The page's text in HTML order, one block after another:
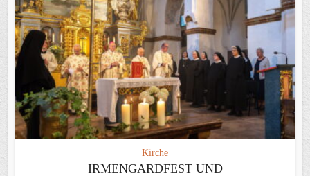
Kirche
IRMENGARDFEST UND